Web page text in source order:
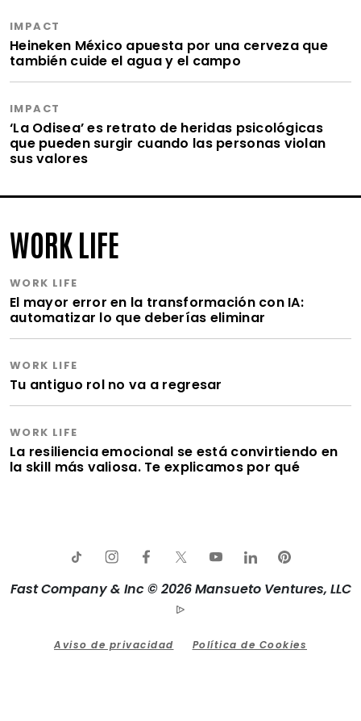
IMPACT
Heineken México apuesta por una cerveza que
también cuide el agua y el campo
IMPACT
‘La Odisea’ es retrato de heridas psicológicas
que pueden surgir cuando las personas violan
sus valores
WORK LIFE
WORK LIFE
El mayor error en la transformación con IA:
automatizar lo que deberías eliminar
WORK LIFE
Tu antiguo rol no va a regresar
WORK LIFE
La resiliencia emocional se está convirtiendo en
la skill más valiosa. Te explicamos por qué
Fast Company & Inc © 2026 Mansueto Ventures, LLC
Aviso de privacidad Política de Cookies